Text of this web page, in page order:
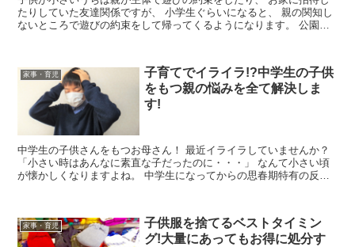
たりしていた友達関係ですが、 小学生ぐらいになると、 親の関知し
ないところで遊びの約束をして帰ってくるようになります。 公園な
家事・育児
子育てでイライラ!?中学生の子供
をもつ親の悩みを全て解決しま
す!
中学生の子供さんをもつお母さん！ 最近イライラしていませんか？
「小さい時はあんなに素直な子だったのに・・・」 なんて小さい頃
が懐かしくなりますよね。 中学生になってからの思春期特有の反抗
家事・育児
子供服を捨てるベストタイミン
グ!大量にあってもお得に処分す